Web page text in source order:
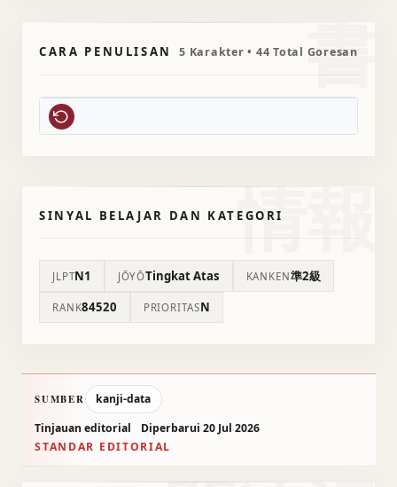
書
CARA PENULISAN 5 Karakter • 44 Total Goresan
情報
SINYAL BELAJAR DAN KATEGORI
JLPTN1 JŌYŌTingkat Atas KANKEN準2級
RANK84520 PRIORITASN
SUMBER
kanji-data
Tinjauan editorial
Diperbarui 20 Jul 2026
STANDAR EDITORIAL